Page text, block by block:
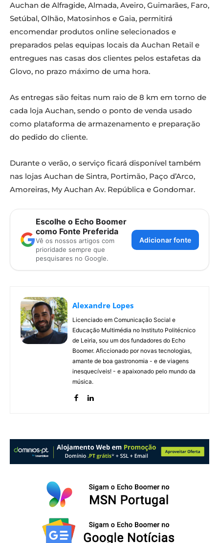
Auchan de Alfragide, Almada, Aveiro, Guimarães, Faro,
Setúbal, Olhão, Matosinhos e Gaia, permitirá
encomendar produtos online selecionados e
preparados pelas equipas locais da Auchan Retail e
entregues nas casas dos clientes pelos estafetas da
Glovo, no prazo máximo de uma hora.
As entregas são feitas num raio de 8 km em torno de
cada loja Auchan, sendo o ponto de venda usado
como plataforma de armazenamento e preparação
do pedido do cliente.
Durante o verão, o serviço ficará disponível também
nas lojas Auchan de Sintra, Portimão, Paço d’Arco,
Amoreiras, My Auchan Av. República e Gondomar.
Escolhe o Echo Boomer
como Fonte Preferida
Vê os nossos artigos com
prioridade sempre que
pesquisares no Google.
Adicionar fonte
Alexandre Lopes
Licenciado em Comunicação Social e
Educação Multimédia no Instituto Politécnico
de Leiria, sou um dos fundadores do Echo
Boomer. Aficcionado por novas tecnologias,
amante de boa gastronomia - e de viagens
inesquecíveis! - e apaixonado pelo mundo da
música.